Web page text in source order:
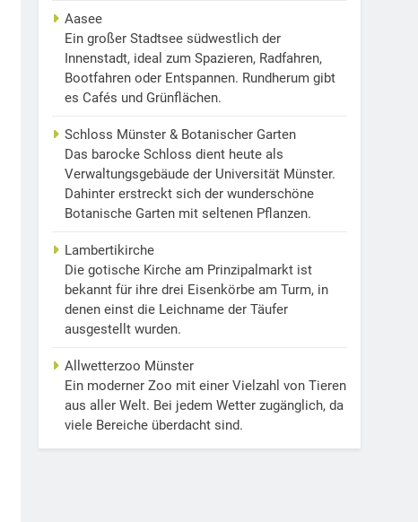
Aasee
Ein großer Stadtsee südwestlich der
Innenstadt, ideal zum Spazieren, Radfahren,
Bootfahren oder Entspannen. Rundherum gibt
es Cafés und Grünflächen.
Schloss Münster & Botanischer Garten
Das barocke Schloss dient heute als
Verwaltungsgebäude der Universität Münster.
Dahinter erstreckt sich der wunderschöne
Botanische Garten mit seltenen Pflanzen.
Lambertikirche
Die gotische Kirche am Prinzipalmarkt ist
bekannt für ihre drei Eisenkörbe am Turm, in
denen einst die Leichname der Täufer
ausgestellt wurden.
Allwetterzoo Münster
Ein moderner Zoo mit einer Vielzahl von Tieren
aus aller Welt. Bei jedem Wetter zugänglich, da
viele Bereiche überdacht sind.